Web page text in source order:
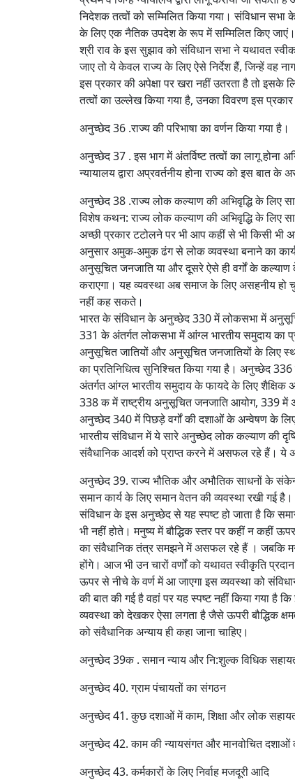
निदेशक तत्वों को सम्मिलित किया गया। संविधान सभा के
के लिए एक नैतिक उपदेश के रूप में सम्मिलित किए जाएं।
श्री राव के इस सुझाव को संविधान सभा ने यथावत
जाए तो ये केवल राज्य के लिए ऐसे निर्देश हैं, जिन्हें वह
इस प्रकार की अपेक्षा पर खरा नहीं उतरता है तो इसके
तत्वों का उल्लेख किया गया है, उनका विवरण इस
अनुच्छेद 36 .राज्य की परिभाषा का वर्णन किया गया है।
अनुच्छेद 37 . इस भाग में अंतर्विष्‍ट तत्‍वों का लागू होना
न्यायालय द्वारा अप्रवर्तनीय होना राज्य को इस बात
अनुच्छेद 38 .राज्‍य लोक कल्‍याण की अभिवृद्धि के लिए
विशेष कथन: राज्य लोक कल्याण की अभिवृद्धि के लिए
अच्छी प्रकार टटोलने पर भी आप कहीं से भी किसी भी
अनुसार अमुक-अमुक ढंग से लोक व्यवस्था बनाने का
अनुसूचित जनजाति या और दूसरे ऐसे ही वर्गों के कल्याण
कराएगा। यह व्यवस्था अब समाज के लिए असहनीय हो
नहीं कह सकते।
भारत के संविधान के अनुच्छेद 330 में लोकसभा में
331 के अंतर्गत लोकसभा में आंग्ल भारतीय समुदाय का
अनुसूचित जातियों और अनुसूचित जनजातियों के लिए
का प्रतिनिधित्व सुनिश्चित किया गया है। अनुच्छेद
अंतर्गत आंग्ल भारतीय समुदाय के फायदे के लिए शैक्षिक
338 क में राष्ट्रीय अनुसूचित जनजाति आयोग, 339
अनुच्छेद 340 में पिछड़े वर्गों की दशाओं के अन्वेषण के
भारतीय संविधान में ये सारे अनुच्छेद लोक कल्याण की
संवैधानिक आदर्श को प्राप्त करने में असफल रहे हैं। ये
अनुच्छेद 39. राज्य भौतिक और अभौतिक साधनों के
समान कार्य के लिए समान वेतन की व्यवस्था रखी गई है।
संविधान के इस अनुच्छेद से यह स्पष्ट हो जाता है कि
भी नहीं होते। मनुष्य में बौद्धिक स्तर पर कहीं न
का संवैधानिक तंत्र समझने में असफल रहे हैं । जबकि मनु
होंगे। आज भी उन चारों वर्णों को यथावत स्वीकृति
ऊपर से नीचे के वर्ण में आ जाएगा इस व्यवस्था को
की बात की गई है वहां पर यह स्पष्ट नहीं किया गया है
व्यवस्था को देखकर ऐसा लगता है जैसे ऊपरी बौद्धिक
को संवैधानिक अन्याय ही कहा जाना चाहिए।
अनुच्छेद 39क . समान न्‍याय और नि:शुल्‍क विधिक
अनुच्छेद 40. ग्राम पंचायतों का संगठन
अनुच्छेद 41. कुछ दशाओं में काम, शिक्षा और लोक
अनुच्छेद 42. काम की न्‍यायसंगत और मानवोचित दशाओं
अनुच्छेद 43. कर्मकारों के लिए निर्वाह मजदूरी आदि